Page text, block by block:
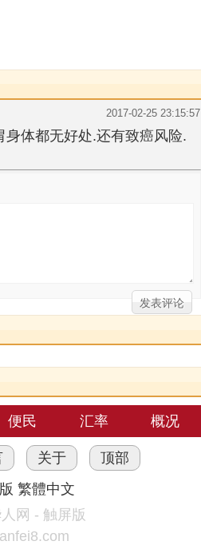
2017-02-25 23:15:57
体都无好处.还有致癌风险.
便民 汇率 概况
关于
顶部
繁體中文
网 - 触屏版